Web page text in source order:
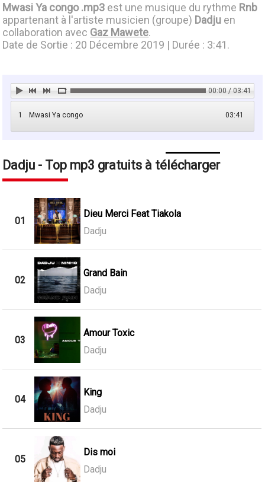
Mwasi Ya congo .mp3 est une musique du rythme Rnb
appartenant à l'artiste musicien (groupe) Dadju en
collaboration avec Gaz Mawete.
Date de Sortie : 20 Décembre 2019 | Durée : 3:41.
00:00 / 03:41
1 03:41
Mwasi Ya congo
Dadju - Top mp3 gratuits à télécharger
01
Dieu Merci Feat Tiakola
Dadju
02
Grand Bain
Dadju
03
Amour Toxic
Dadju
04
King
Dadju
05
Dis moi
Dadju